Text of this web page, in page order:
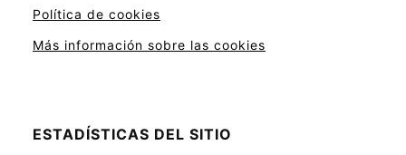
Política de cookies
Más información sobre las cookies
ESTADÍSTICAS DEL SITIO